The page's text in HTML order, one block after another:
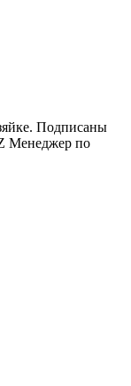
Подписаны
Менеджер по